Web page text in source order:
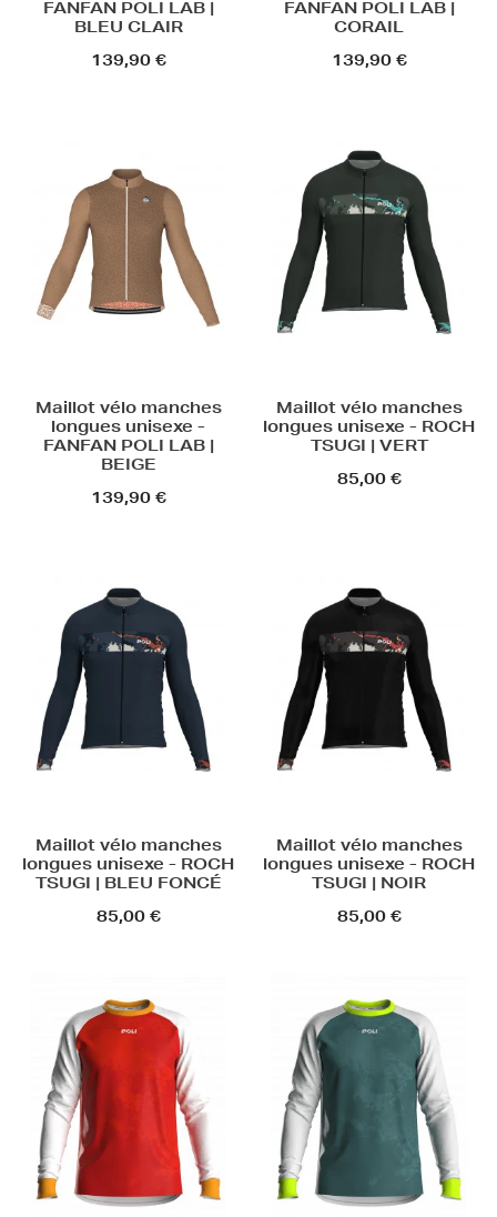
FANFAN POLI LAB |
BLEU CLAIR
139,90 €
FANFAN POLI LAB |
CORAIL
139,90 €
Maillot vélo manches
longues unisexe -
FANFAN POLI LAB |
BEIGE
139,90 €
Maillot vélo manches
longues unisexe - ROCH
TSUGI | VERT
85,00 €
Maillot vélo manches
longues unisexe - ROCH
TSUGI | BLEU FONCÉ
85,00 €
Maillot vélo manches
longues unisexe - ROCH
TSUGI | NOIR
85,00 €